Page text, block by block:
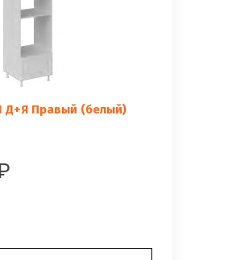
Д+Я Правый (белый)